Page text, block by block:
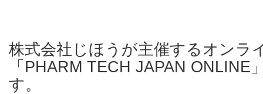
株式会社じほうが主催するオンラ
「PHARM TECH JAPAN ONLINE
す。